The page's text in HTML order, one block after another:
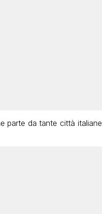
parte da tante città italiane